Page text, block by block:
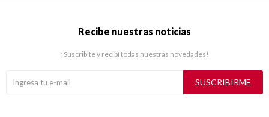
Recibe nuestras noticias
¡Suscribite y recibí todas nuestras novedades!
SUSCRIBIRME